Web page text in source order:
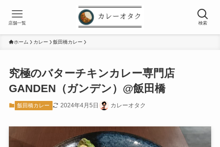
検索
店舗一覧
ホーム カレー 飯田橋カレー
究極のバターチキンカレー専門店
GANDEN（ガンデン）@飯田橋
飯田橋カレー 2024年4月5日 カレーオタク